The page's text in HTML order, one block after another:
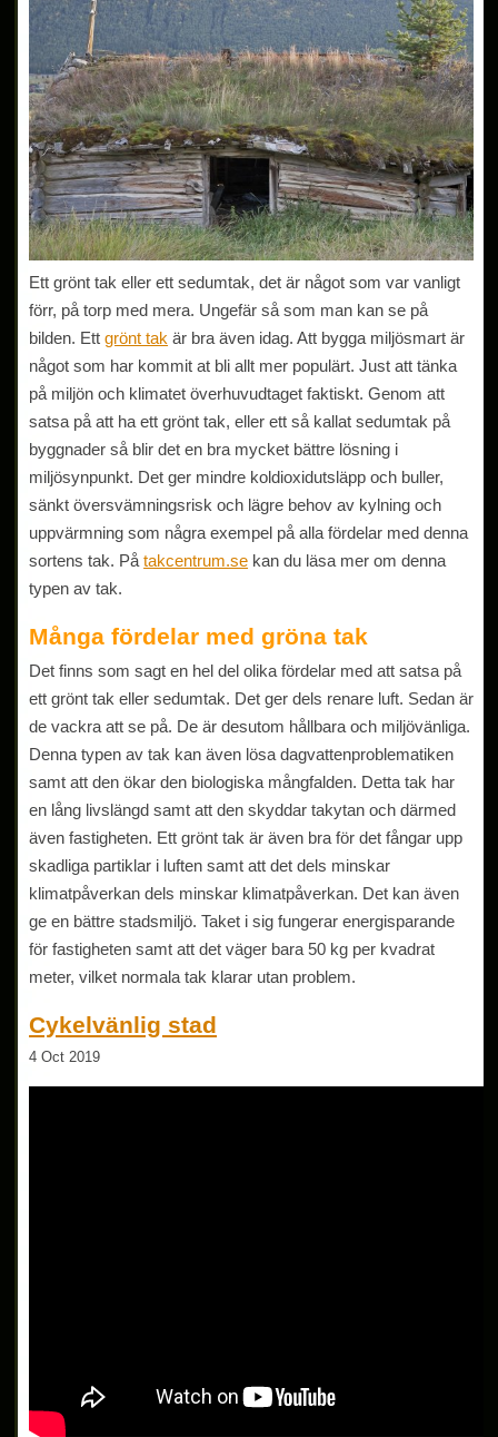
Ett grönt tak eller ett sedumtak, det är något som var vanligt
förr, på torp med mera. Ungefär så som man kan se på
bilden. Ettgrönt tak är bra även idag. Att bygga miljösmart är
något som har kommit at bli allt mer populärt. Just att tänka
på miljön och klimatet överhuvudtaget faktiskt. Genom att
satsa på att ha ett grönt tak, eller ett så kallat sedumtak på
byggnader så blir det en bra mycket bättre lösning i
miljösynpunkt. Det ger mindre koldioxidutsläpp och buller,
sänkt översvämningsrisk och lägre behov av kylning och
uppvärmning som några exempel på alla fördelar med denna
sortens tak. Påtakcentrum.se kan du läsa mer om denna
typen av tak.
Många fördelar med gröna tak
Det finns som sagt en hel del olika fördelar med att satsa på
ett grönt tak eller sedumtak. Det ger dels renare luft. Sedan är
de vackra att se på. De är desutom hållbara och miljövänliga.
Denna typen av tak kan även lösa dagvattenproblematiken
samt att den ökar den biologiska mångfalden. Detta tak har
en lång livslängd samt att den skyddar takytan och därmed
även fastigheten. Ett grönt tak är även bra för det fångar upp
skadliga partiklar i luften samt att det dels minskar
klimatpåverkan dels minskar klimatpåverkan. Det kan även
ge en bättre stadsmiljö. Taket i sig fungerar energisparande
för fastigheten samt att det väger bara 50 kg per kvadrat
meter, vilket normala tak klarar utan problem.
Cykelvänlig stad
4 Oct 2019